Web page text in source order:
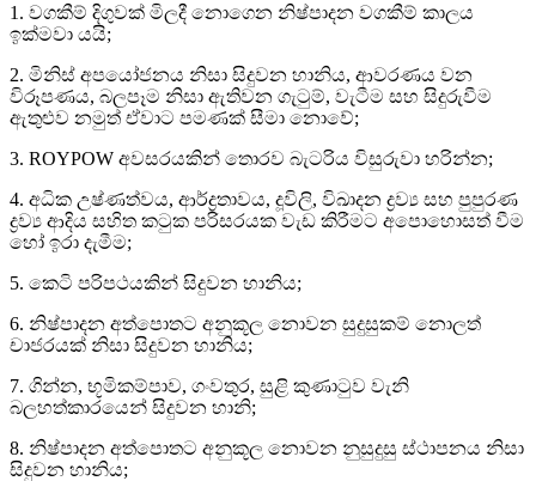
1. වගකීම් දිගුවක් මිලදී නොගෙන නිෂ්පාදන වගකීම් කාලය
ඉක්මවා යයි;
2. මිනිස් අපයෝජනය නිසා සිදුවන හානිය, ආවරණය වන
විරූපණය, බලපෑම නිසා ඇතිවන ගැටුම්, වැටීම සහ සිදුරුවීම
ඇතුළුව නමුත් ඒවාට පමණක් සීමා නොවේ;
3. ROYPOW අවසරයකින් තොරව බැටරිය විසුරුවා හරින්න;
4. අධික උෂ්ණත්වය, ආර්ද්‍රතාවය, දූවිලි, විඛාදන ද්‍රව්‍ය සහ පුපුරණ
ද්‍රව්‍ය ආදිය සහිත කටුක පරිසරයක වැඩ කිරීමට අපොහොසත් වීම
හෝ ඉරා දැමීම;
5. කෙටි පරිපථයකින් සිදුවන හානිය;
6. නිෂ්පාදන අත්පොතට අනුකූල නොවන සුදුසුකම් නොලත්
චාජරයක් නිසා සිදුවන හානිය;
7. ගින්න, භූමිකම්පාව, ගංවතුර, සුළි කුණාටුව වැනි
බලහත්කාරයෙන් සිදුවන හානි;
8. නිෂ්පාදන අත්පොතට අනුකූල නොවන නුසුදුසු ස්ථාපනය නිසා
සිදුවන හානිය;